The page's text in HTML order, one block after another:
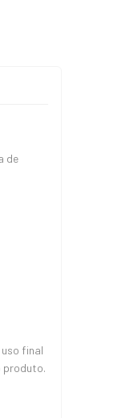
de
final
produto.